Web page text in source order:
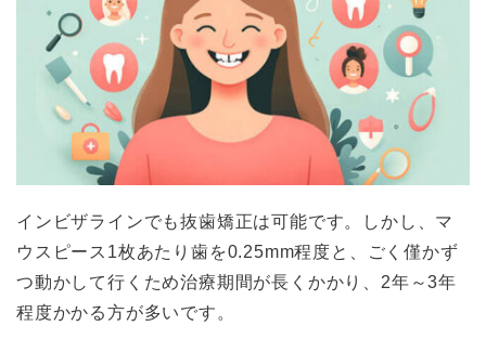
インビザラインでも抜歯矯正は可能です。しかし、マ
ウスピース1枚あたり歯を0.25mm程度と、ごく僅かず
つ動かして行くため治療期間が長くかかり、2年～3年
程度かかる方が多いです。